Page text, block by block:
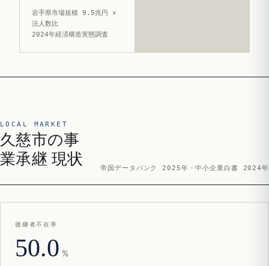
岩手県市場規模 9.5兆円 ×
法人数比
2024年経済構造実態調査
LOCAL MARKET
久慈市の事
業承継 現状
帝国データバンク 2025年・中小企業白書 2024年
後継者不在率
50.0 %